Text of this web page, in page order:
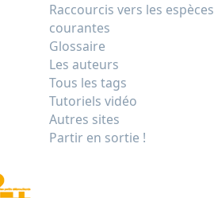
Raccourcis vers les espèces
courantes
Glossaire
Les auteurs
Tous les tags
Tutoriels vidéo
Autres sites
Partir en sortie !